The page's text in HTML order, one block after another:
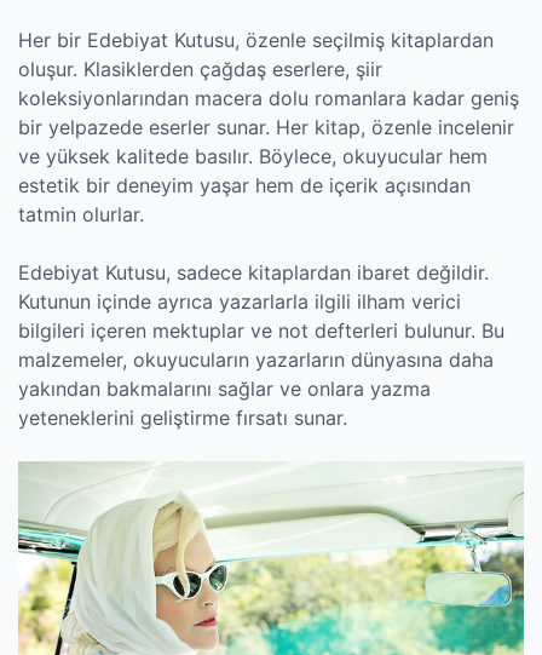
Her bir Edebiyat Kutusu, özenle seçilmiş kitaplardan
oluşur. Klasiklerden çağdaş eserlere, şiir
koleksiyonlarından macera dolu romanlara kadar geniş
bir yelpazede eserler sunar. Her kitap, özenle incelenir
ve yüksek kalitede basılır. Böylece, okuyucular hem
estetik bir deneyim yaşar hem de içerik açısından
tatmin olurlar.
Edebiyat Kutusu, sadece kitaplardan ibaret değildir.
Kutunun içinde ayrıca yazarlarla ilgili ilham verici
bilgileri içeren mektuplar ve not defterleri bulunur. Bu
malzemeler, okuyucuların yazarların dünyasına daha
yakından bakmalarını sağlar ve onlara yazma
yeteneklerini geliştirme fırsatı sunar.